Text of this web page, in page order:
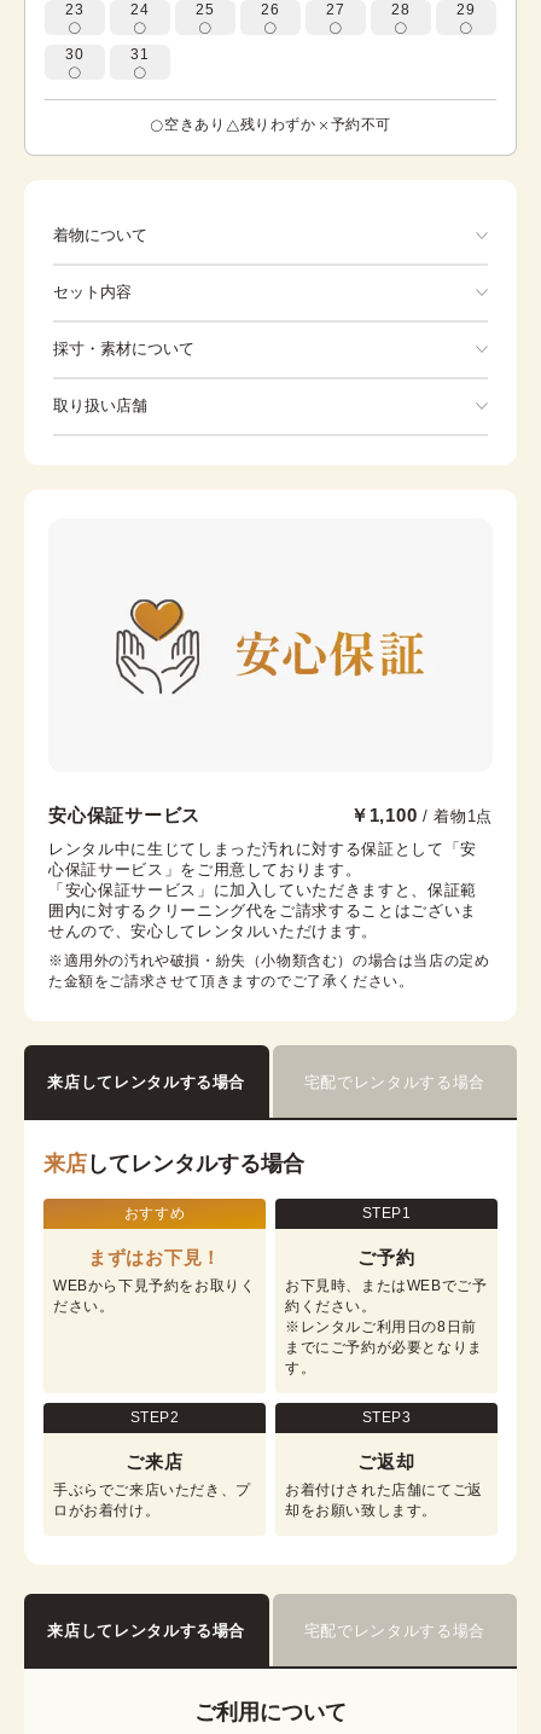
23 24 25 26 27 28 29
30 31
空きあり 残りわずか 予約不可
着物について
セット内容
※着付けに必要な一式をすべて含みます。
着物
巾着 草履
採寸・素材について
身丈 74cm
取り扱い店舗
京都府京都市東山区四条通大和大路西入中之町216番地
祇園OKIビル2階
営業時間： 10:00 ~ 17:30
着付け最終受付時間：15:30
返却締め切り時間：17:30
安心保証サービス ￥1,100 / 着物1点
レンタル中に生じてしまった汚れに対する保証として「安
心保証サービス」をご用意しております。
「安心保証サービス」に加入していただきますと、保証範
囲内に対するクリーニング代をご請求することはございま
せんので、安心してレンタルいただけます。
※適用外の汚れや破損・紛失（小物類含む）の場合は当店の定め
た金額をご請求させて頂きますのでご了承ください。
来店してレンタルする場合 宅配でレンタルする場合
来店 してレンタルする場合
おすすめ
まずはお下見！
WEBから下見予約をお取りく
ださい。
STEP1
ご予約
お下見時、またはWEBでご予
約ください。
※レンタルご利用日の8日前
までにご予約が必要となりま
す。
STEP2
ご来店
手ぶらでご来店いただき、プ
ロがお着付け。
STEP3
ご返却
お着付けされた店舗にてご返
却をお願い致します。
来店してレンタルする場合 宅配でレンタルする場合
ご利用について